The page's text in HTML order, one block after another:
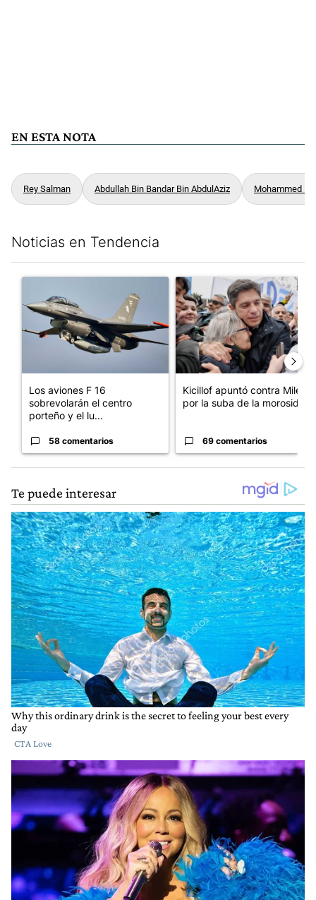
EN ESTA NOTA
Rey Salman Abdullah Bin Bandar Bin AbdulAziz Mohammed
Noticias en Tendencia
Un artículo de tendencia con el título "Los aviones F 16
Los aviones F 16
sobrevolarán el centro
porteño y el lu...
58 comentarios
Un artículo de tendencia con
Kicillof apuntó contra Milei
por la suba de la morosida...
69 comentarios